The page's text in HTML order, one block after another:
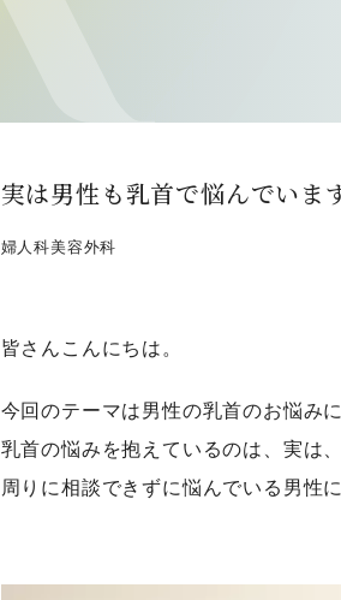
実は男性も乳首で悩んでいま
婦人科美容外科
皆さんこんにちは。
今回のテーマは男性の乳首のお悩みに
乳首の悩みを抱えているのは、実は
周りに相談できずに悩んでいる男性